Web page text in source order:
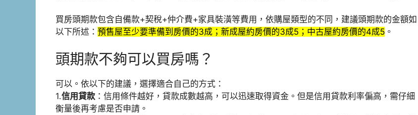
買房頭期款包含自備款+契稅+仲介費+家具裝潢等費用，依購屋類型的不同，建議頭期款的金額如
以下所述： 預售屋至少要準備到房價的3成；新成屋約房價的3成5；中古屋約房價的4成5 。
頭期款不夠可以買房嗎？
可以。依以下的建議，選擇適合自己的方式：
1.信用貸款 ：信用條件越好，貸款成數越高，可以迅速取得資金。但是信用貸款利率偏高，需仔細
衡量後再考慮是否申請。